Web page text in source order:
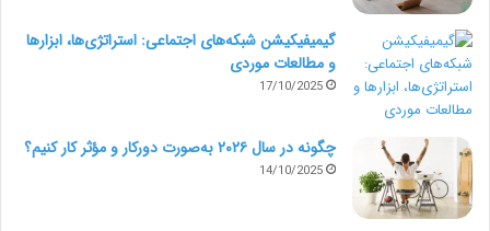
گیمیفیکیشن شبکه‌های اجتماعی: استراتژی‌ها، ابزارها
و مطالعات موردی
17/10/2025
چگونه در سال ۲۰۲۶ به‌صورت دورکار و مؤثر کار کنیم؟
14/10/2025